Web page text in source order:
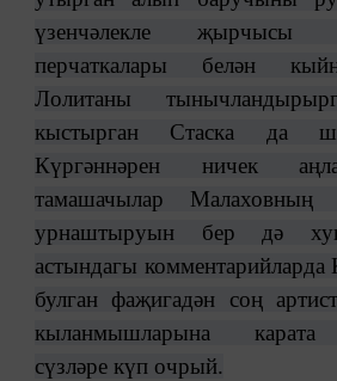
үзенчәлекле җырчысы
перчаткалары белән
Лолитаны
кыстырган Стаска да
Күргәннәрен ничек
тамашачылар
урнаштыруын бер дә
астындагы комментарийларда
булган фаҗигадән соң
кыланмышларына карата
сүзләре күп очрый.